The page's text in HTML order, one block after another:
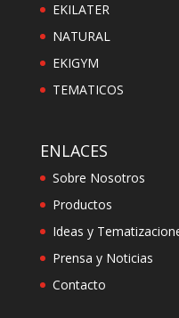
EKILATER
NATURAL
EKIGYM
TEMATICOS
ENLACES
Sobre Nosotros
Productos
Ideas y
Prensa y Noticias
Contacto